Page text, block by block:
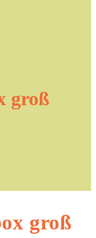
groß
groß